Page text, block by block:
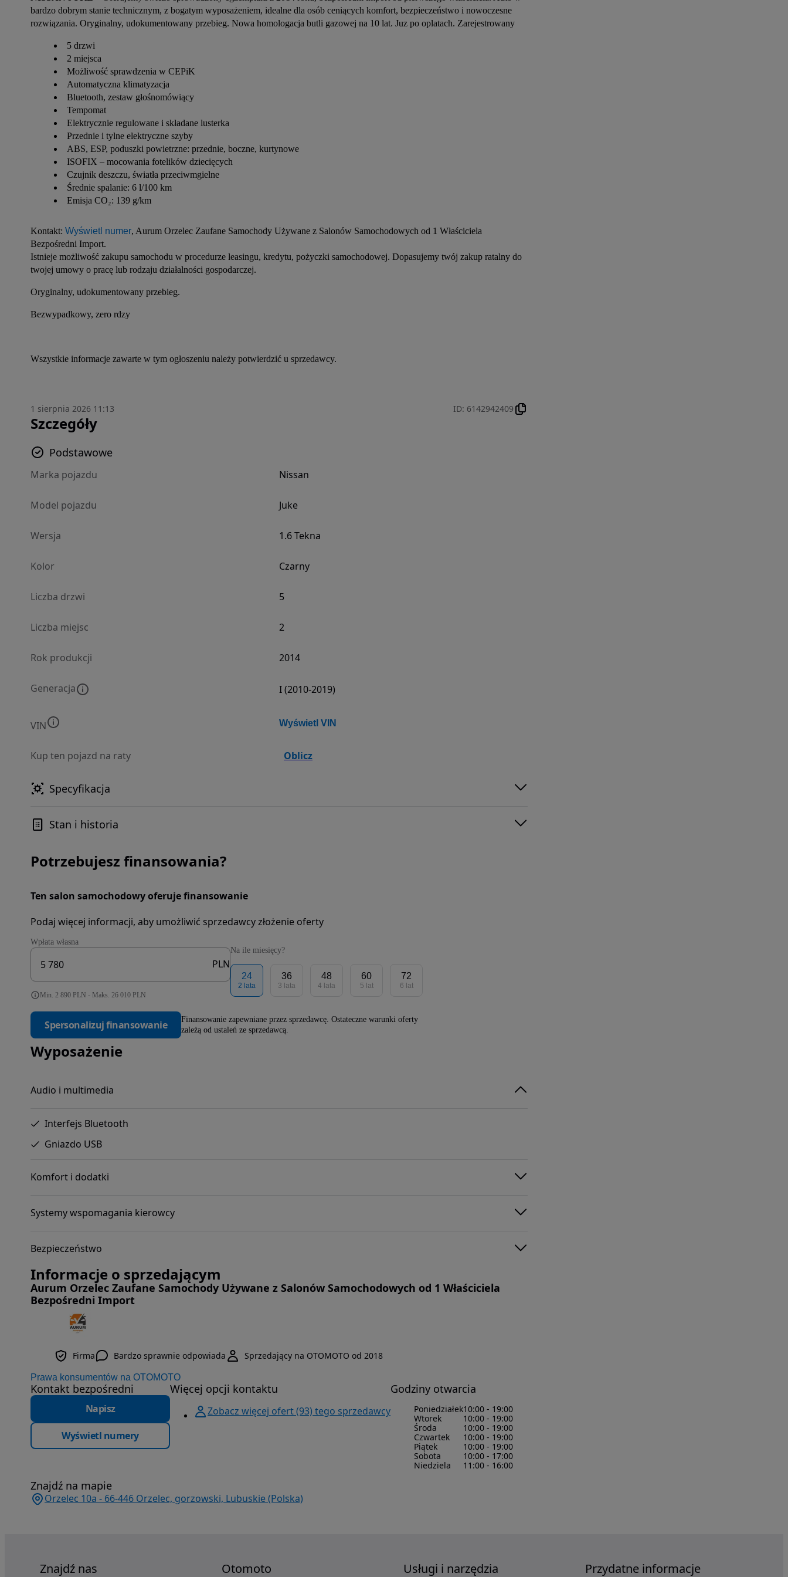
bardzo dobrym stanie technicznym, z bogatym wyposażeniem, idealne dla osób ceniących komfort, bezpieczeństwo i nowoczesne
rozwiązania. Oryginalny, udokumentowany przebieg. Nowa homologacja butli gazowej na 10 lat. Juz po oplatach. Zarejestrowany
5 drzwi
2 miejsca
Możliwość sprawdzenia w CEPiK
Automatyczna klimatyzacja
Bluetooth, zestaw głośnomówiący
Tempomat
Elektrycznie regulowane i składane lusterka
Przednie i tylne elektryczne szyby
ABS, ESP, poduszki powietrzne: przednie, boczne, kurtynowe
ISOFIX – mocowania fotelików dziecięcych
Czujnik deszczu, światła przeciwmgielne
Średnie spalanie: 6 l/100 km
Emisja CO₂: 139 g/km
Kontakt: Wyświetl numer, Aurum Orzelec Zaufane Samochody Używane z Salonów Samochodowych od 1 Właściciela
Bezpośredni Import.
Istnieje możliwość zakupu samochodu w procedurze leasingu, kredytu, pożyczki samochodowej. Dopasujemy twój zakup ratalny do
twojej umowy o pracę lub rodzaju działalności gospodarczej.
Oryginalny, udokumentowany przebieg.
Bezwypadkowy, zero rdzy
Wszystkie informacje zawarte w tym ogłoszeniu należy potwierdzić u sprzedawcy.
1 sierpnia 2026 11:13 ID: 6142942409
Szczegóły
Podstawowe
Marka pojazdu Nissan
Model pojazdu Juke
Wersja 1.6 Tekna
Kolor Czarny
Liczba drzwi 5
Liczba miejsc 2
Rok produkcji 2014
Generacja I (2010-2019)
VIN Wyświetl VIN
Kup ten pojazd na raty Oblicz
Specyfikacja
Stan i historia
Potrzebujesz finansowania?
Ten salon samochodowy oferuje finansowanie
Podaj więcej informacji, aby umożliwić sprzedawcy złożenie oferty
Wpłata własna
PLN
Min. 2 890 PLN - Maks. 26 010 PLN
Na ile miesięcy?
24
2 lata
36
3 lata
48
4 lata
60
5 lat
72
6 lat
Spersonalizuj finansowanie
Finansowanie zapewniane przez sprzedawcę. Ostateczne warunki oferty
zależą od ustaleń ze sprzedawcą.
Wyposażenie
Audio i multimedia
Interfejs Bluetooth
Gniazdo USB
Komfort i dodatki
Systemy wspomagania kierowcy
Bezpieczeństwo
Informacje o sprzedającym
Aurum Orzelec Zaufane Samochody Używane z Salonów Samochodowych od 1 Właściciela
Bezpośredni Import
Firma Bardzo sprawnie odpowiada Sprzedający na OTOMOTO od 2018
Prawa konsumentów na OTOMOTO
Kontakt bezpośredni
Napisz
Wyświetl numery
Więcej opcji kontaktu
Zobacz więcej ofert (93) tego sprzedawcy
Godziny otwarcia
Poniedziałek10:00 - 19:00
Wtorek
10:00 - 19:00
Środa
10:00 - 19:00
Czwartek
10:00 - 19:00
Piątek
10:00 - 19:00
Sobota
10:00 - 17:00
Niedziela
11:00 - 16:00
Znajdź na mapie
Orzelec 10a - 66-446 Orzelec, gorzowski, Lubuskie (Polska)
Znajdź nas Otomoto Usługi i narzędzia Przydatne informacje